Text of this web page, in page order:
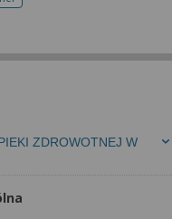
do rejestracji
ZDROWOTNEJ W